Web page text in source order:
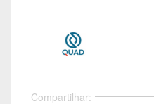
Compartilhar: